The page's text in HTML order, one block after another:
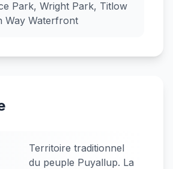
Park, Wright Park, Titlow
Way Waterfront
Territoire traditionnel
du peuple Puyallup. La